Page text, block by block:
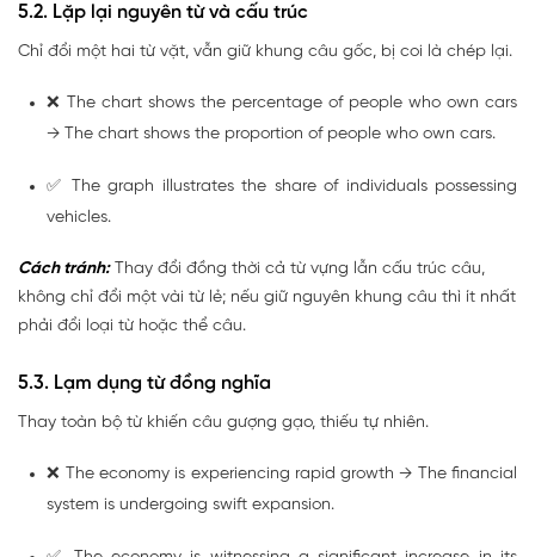
5.2. Lặp lại nguyên từ và cấu trúc
Chỉ đổi một hai từ vặt, vẫn giữ khung câu gốc, bị coi là chép lại.
❌
The chart shows the percentage of people who own cars
→ The chart shows the proportion of people who own cars.
✅
The graph illustrates the share of individuals possessing
vehicles.
Cách tránh:Thay đổi đồng thời cả từ vựng lẫn cấu trúc câu,
không chỉ đổi một vài từ lẻ; nếu giữ nguyên khung câu thì ít nhất
phải đổi loại từ hoặc thể câu.
5.3. Lạm dụng từ đồng nghĩa
Thay toàn bộ từ khiến câu gượng gạo, thiếu tự nhiên.
❌
The economy is experiencing rapid growth → The financial
system is undergoing swift expansion.